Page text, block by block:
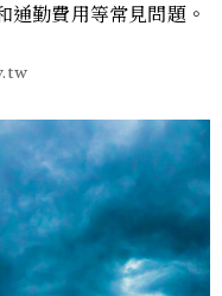
通勤費用等常見問題。